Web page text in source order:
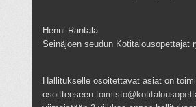
Henni Rantala
Seinäjoen seudun Kotitalousopettajat
Hallitukselle osoitettavat asiat on
osoitteeseen